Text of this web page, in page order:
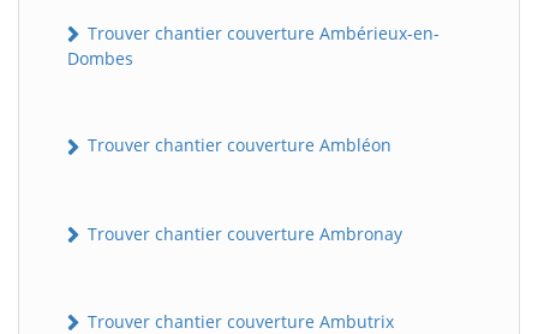
Trouver chantier couverture Ambérieux-en-
Dombes
Trouver chantier couverture Ambléon
Trouver chantier couverture Ambronay
Trouver chantier couverture Ambutrix